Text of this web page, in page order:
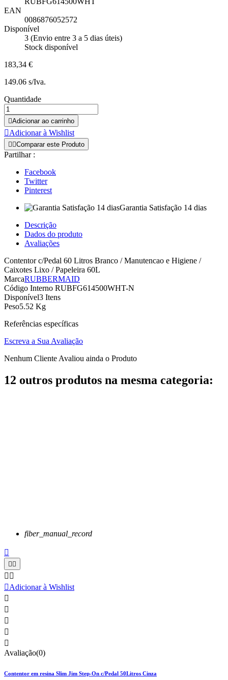
EAN
0086876052572
Disponível
3 (Envio entre 3 a 5 dias úteis)
Stock disponível
183,34 €
149.06 s/Iva.
Quantidade
Adicionar ao carrinho
Adicionar à Wishlist
 Comparar este Produto
Partilhar :
Facebook
Twitter
Pinterest
Garantia Satisfação 14 dias
Descrição
Dados do produto
Avaliações
Contentor c/Pedal 60 Litros Branco / Manutencao e Higiene /
Caixotes Lixo / Papeleira 60L
MarcaRUBBERMAID
Código Interno RUBFG614500WHT-N
Disponível3 Itens
Peso5.52 Kg
Referências específicas
Escreva a Sua Avaliação
Nenhum Cliente Avaliou ainda o Produto
12 outros produtos na mesma categoria:
fiber_manual_record

 
 
Adicionar à Wishlist





Avaliação(0)
Contentor em resina Slim Jim Step-On c/Pedal 50Litros Cinza